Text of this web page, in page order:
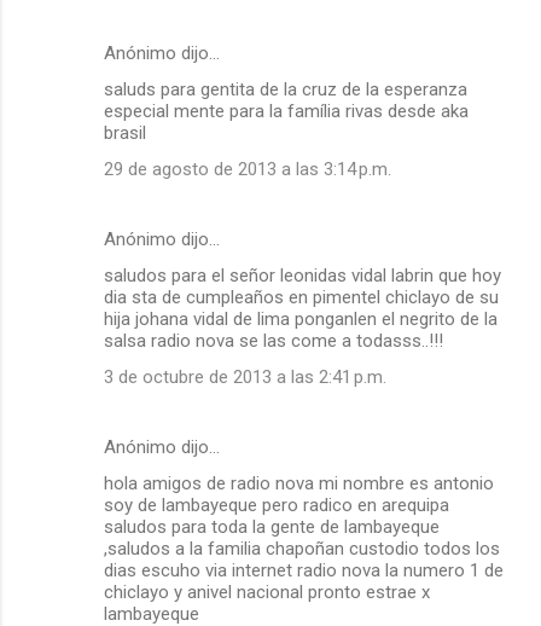
Anónimo dijo…
saluds para gentita de la cruz de la esperanza
especial mente para la família rivas desde aka
brasil
29 de agosto de 2013 a las 3:14 p.m.
Anónimo dijo…
saludos para el señor leonidas vidal labrin que hoy
dia sta de cumpleaños en pimentel chiclayo de su
hija johana vidal de lima ponganlen el negrito de la
salsa radio nova se las come a todasss..!!!
3 de octubre de 2013 a las 2:41 p.m.
Anónimo dijo…
hola amigos de radio nova mi nombre es antonio
soy de lambayeque pero radico en arequipa
saludos para toda la gente de lambayeque
,saludos a la familia chapoñan custodio todos los
dias escuho via internet radio nova la numero 1 de
chiclayo y anivel nacional pronto estrae x
lambayeque